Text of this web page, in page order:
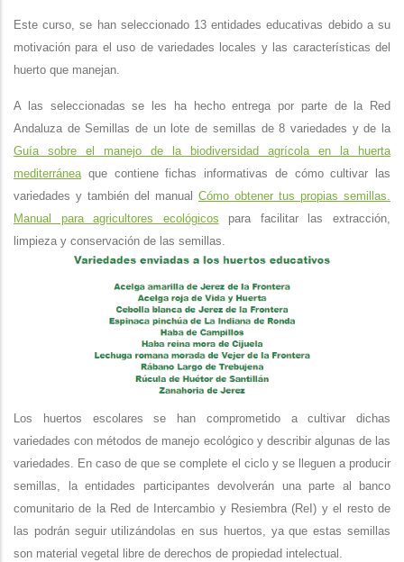
Este curso, se han seleccionado 13 entidades educativas debido a su
motivación para el uso de variedades locales y las características del
huerto que manejan.
A las seleccionadas se les ha hecho entrega por parte de la Red
Andaluza de Semillas de un lote de semillas de 8 variedades y de la
Guía sobre el manejo de la biodiversidad agrícola en la huerta
mediterránea que contiene fichas informativas de cómo cultivar las
variedades y también del manual Cómo obtener tus propias semillas.
Manual para agricultores ecológicos para facilitar las extracción,
limpieza y conservación de las semillas.
Los huertos escolares se han comprometido a cultivar dichas
variedades con métodos de manejo ecológico y describir algunas de las
variedades. En caso de que se complete el ciclo y se lleguen a producir
semillas, la entidades participantes devolverán una parte al banco
comunitario de la Red de Intercambio y Resiembra (ReI) y el resto de
las podrán seguir utilizándolas en sus huertos, ya que estas semillas
son material vegetal libre de derechos de propiedad intelectual.